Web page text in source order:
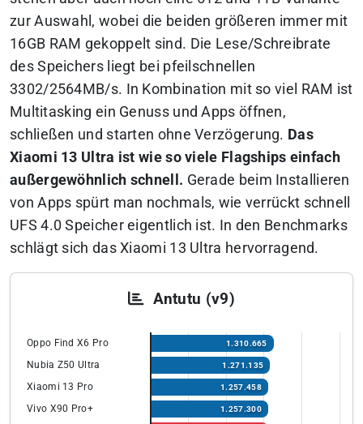
zur Auswahl, wobei die beiden größeren immer mit
16GB RAM gekoppelt sind. Die Lese/Schreibrate
des Speichers liegt bei pfeilschnellen
3302/2564MB/s. In Kombination mit so viel RAM ist
Multitasking ein Genuss und Apps öffnen,
schließen und starten ohne Verzögerung. Das
Xiaomi 13 Ultra ist wie so viele Flagships einfach
außergewöhnlich schnell. Gerade beim Installieren
von Apps spürt man nochmals, wie verrückt schnell
UFS 4.0 Speicher eigentlich ist. In den Benchmarks
schlägt sich das Xiaomi 13 Ultra hervorragend.
Antutu (v9)
Oppo Find X6 Pro 1.310.665
Nubia Z50 Ultra 1.271.135
Xiaomi 13 Pro 1.257.458
Vivo X90 Pro+ 1.257.300